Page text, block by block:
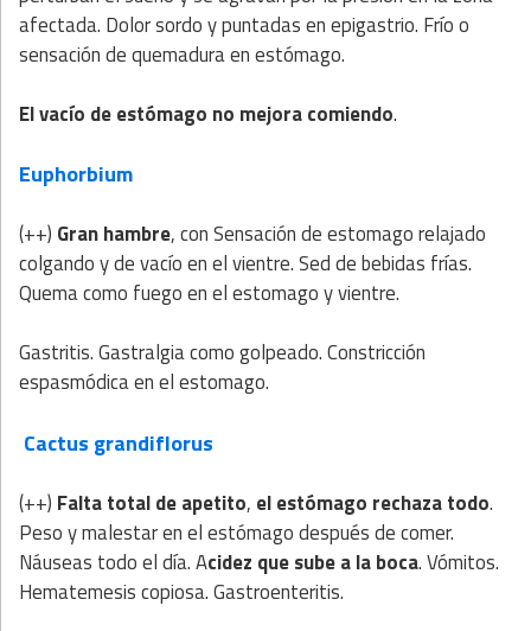
afectada. Dolor sordo y puntadas en epigastrio. Frío o
sensación de quemadura en estómago.
El vacío de estómago no mejora comiendo.
Euphorbium
(++) Gran hambre, con Sensación de estomago relajado
colgando y de vacío en el vientre. Sed de bebidas frías.
Quema como fuego en el estomago y vientre.
Gastritis. Gastralgia como golpeado. Constricción
espasmódica en el estomago.
Cactus grandiflorus
(++) Falta total de apetito, el estómago rechaza todo.
Peso y malestar en el estómago después de comer.
Náuseas todo el día. Acidez que sube a la boca. Vómitos.
Hematemesis copiosa. Gastroenteritis.